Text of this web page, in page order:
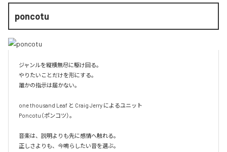
poncotu
ジャンルを縦横無尽に駆け回る。
やりたいことだけを形にする。
誰かの指示は届かない。
one thousand Leaf と Craig Jerry によるユニット
Poncotu（ポンコツ）。
音楽は、説明よりも先に感情へ触れる。
正しさよりも、今鳴らしたい音を選ぶ。